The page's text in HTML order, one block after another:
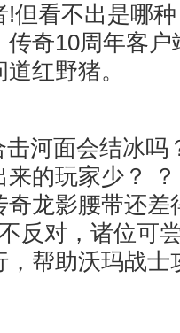
但看不出是哪
奇10周年客
红野猪。
河面会结冰吗
的玩家少？
龙影腰带还差
反对，诸位可
帮助沃玛战士